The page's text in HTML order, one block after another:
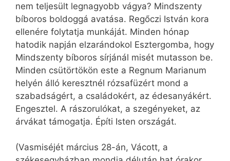
nem teljesült legnagyobb vágya? Mindszenty
bíboros boldoggá avatása. Regőczi István kora
ellenére folytatja munkáját. Minden hónap
hatodik napján elzarándokol Esztergomba, hogy
Mindszenty bíboros sírjánál misét mutasson be.
Minden csütörtökön este a Regnum Marianum
helyén álló keresztnél rózsafüzért mond a
szabadságért, a családokért, az édesanyákért.
Engesztel. A rászorulókat, a szegényeket, az
árvákat támogatja. Építi Isten országát.
(Vasmiséjét március 28-án, Vácott, a